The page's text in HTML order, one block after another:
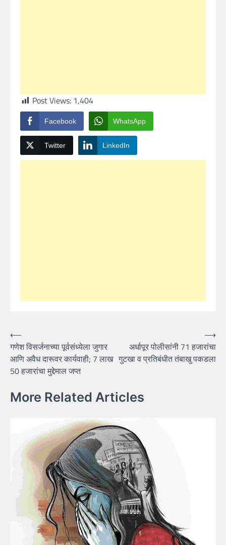
Post Views: 1,404
Facebook WhatsApp
Twitter LinkedIn
Post
navigation
⟵
गणेश विसर्जनाच्या पूर्वसंध्येला जुगार
आणि अवैध दारूवर कार्यवाही; 7 लाख
50 हजारांचा मुद्देमाल जप्त
अर्धापूर पोलीसांनी 71 हजारांचा
गुटखा व प्रतिबंधीत तंबाखु पकडला
⟶
More Related Articles